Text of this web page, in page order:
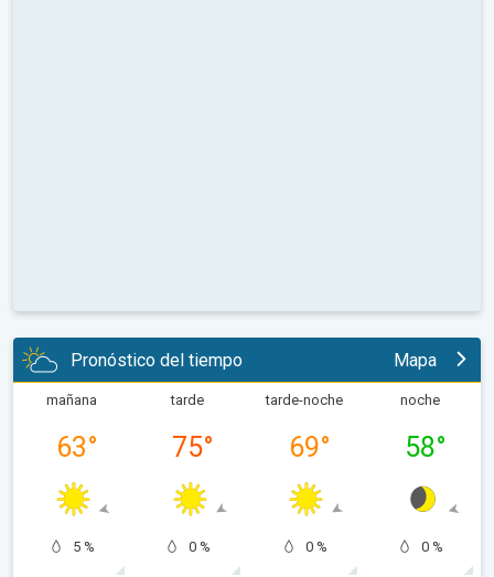
Pronóstico del tiempo Mapa
mañana
63°
5 %
tarde
75°
0 %
tarde-noche
69°
0 %
noche
58°
0 %